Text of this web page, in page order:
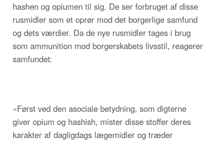
hashen og opiumen til sig. De ser forbruget af disse
rusmidler som et oprør mod det borgerlige samfund
og dets værdier. Da de nye rusmidler tages i brug
som ammunition mod borgerskabets livsstil, reagerer
samfundet:
»Først ved den asociale betydning, som digterne
giver opium og hashish, mister disse stoffer deres
karakter af dagligdags lægemidler og træder